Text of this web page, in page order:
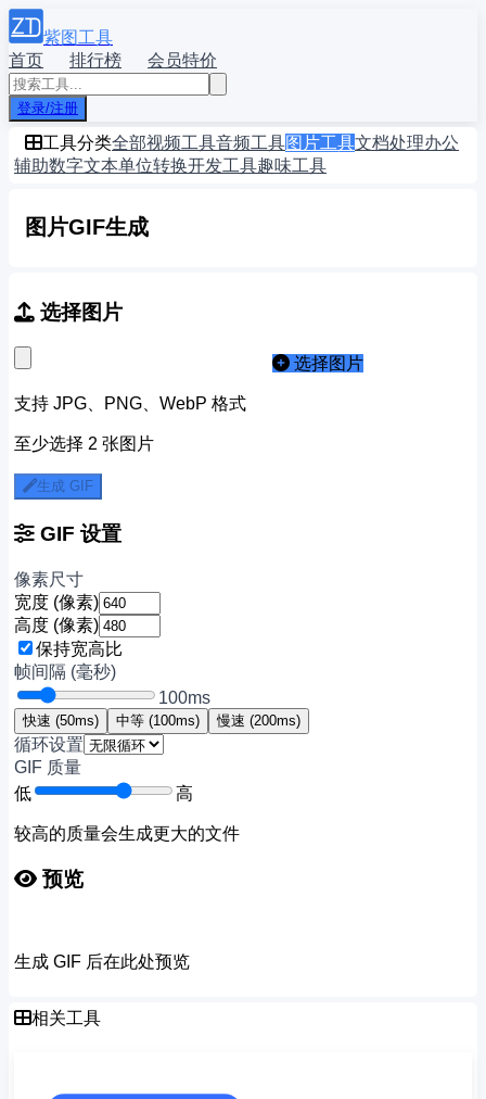
紫图工具
首页
排行榜 会员特价
登录/注册
工具分类全部视频工具音频工具图片工具文档处理办公
辅助数字文本单位转换开发工具趣味工具
图片GIF生成
选择图片
选择图片
支持 JPG、PNG、WebP 格式
至少选择 2 张图片
生成 GIF
GIF 设置
像素尺寸
宽度 (像素)
高度 (像素)
保持宽高比
帧间隔 (毫秒)
100ms
快速 (50ms) 中等 (100ms) 慢速 (200ms)
循环设置
GIF 质量
低
高
较高的质量会生成更大的文件
预览
生成 GIF 后在此处预览
相关工具